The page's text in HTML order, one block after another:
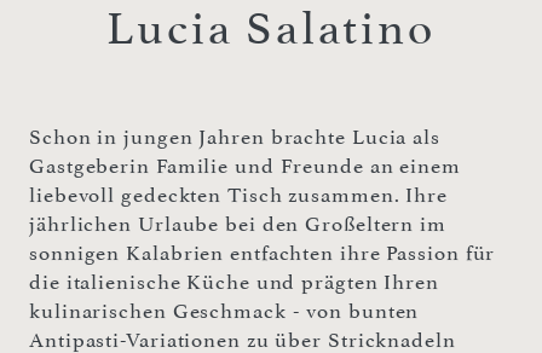
Lucia Salatino
Schon in jungen Jahren brachte Lucia als
Gastgeberin Familie und Freunde an einem
liebevoll gedeckten Tisch zusammen. Ihre
jährlichen Urlaube bei den Großeltern im
sonnigen Kalabrien entfachten ihre Passion für
die italienische Küche und prägten Ihren
kulinarischen Geschmack - von bunten
Antipasti-Variationen zu über Stricknadeln